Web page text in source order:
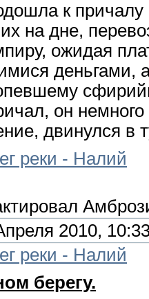
к
на дне,
ожидая
деньгами,
он
двинулся в
реки - Налий
2010,
реки - Налий
берегу.